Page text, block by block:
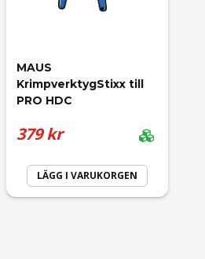
MAUS
KrimpverktygStixx till
PRO HDC
379 kr
LÄGG I VARUKORGEN